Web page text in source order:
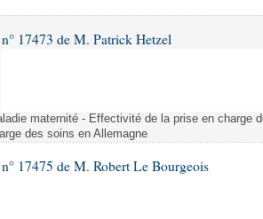
17473 de M. Patrick Hetzel
maternité - Effectivité de la prise en charge
des soins en Allemagne
17475 de M. Robert Le Bourgeois